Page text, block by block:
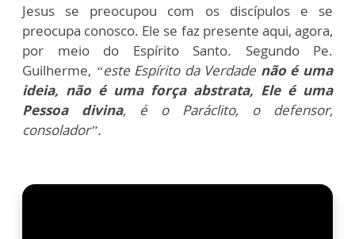
Jesus se preocupou com os discípulos e se
preocupa conosco. Ele se faz presente aqui, agora,
por meio do Espírito Santo. Segundo Pe.
Guilherme, “este Espírito da Verdade não é uma
ideia, não é uma força abstrata, Ele é uma
Pessoa divina, é o Paráclito, o defensor,
consolador”.